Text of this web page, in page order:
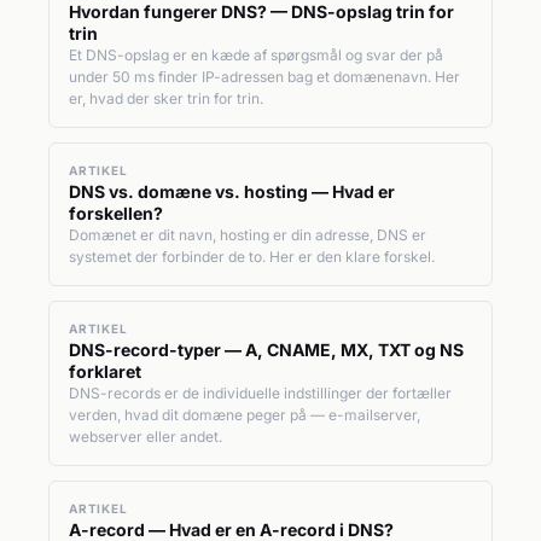
Hvordan fungerer DNS? — DNS-opslag trin for
trin
Et DNS-opslag er en kæde af spørgsmål og svar der på
under 50 ms finder IP-adressen bag et domænenavn. Her
er, hvad der sker trin for trin.
ARTIKEL
DNS vs. domæne vs. hosting — Hvad er
forskellen?
Domænet er dit navn, hosting er din adresse, DNS er
systemet der forbinder de to. Her er den klare forskel.
ARTIKEL
DNS-record-typer — A, CNAME, MX, TXT og NS
forklaret
DNS-records er de individuelle indstillinger der fortæller
verden, hvad dit domæne peger på — e-mailserver,
webserver eller andet.
ARTIKEL
A-record — Hvad er en A-record i DNS?